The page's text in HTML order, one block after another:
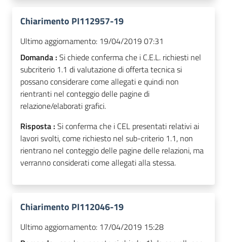
Chiarimento PI112957-19
Ultimo aggiornamento: 19/04/2019 07:31
Domanda : Si chiede conferma che i C.E.L. richiesti nel
subcriterio 1.1 di valutazione di offerta tecnica si
possano considerare come allegati e quindi non
rientranti nel conteggio delle pagine di
relazione/elaborati grafici.
Risposta : Si conferma che i CEL presentati relativi ai
lavori svolti, come richiesto nel sub-criterio 1.1, non
rientrano nel conteggio delle pagine delle relazioni, ma
verranno considerati come allegati alla stessa.
Chiarimento PI112046-19
Ultimo aggiornamento: 17/04/2019 15:28